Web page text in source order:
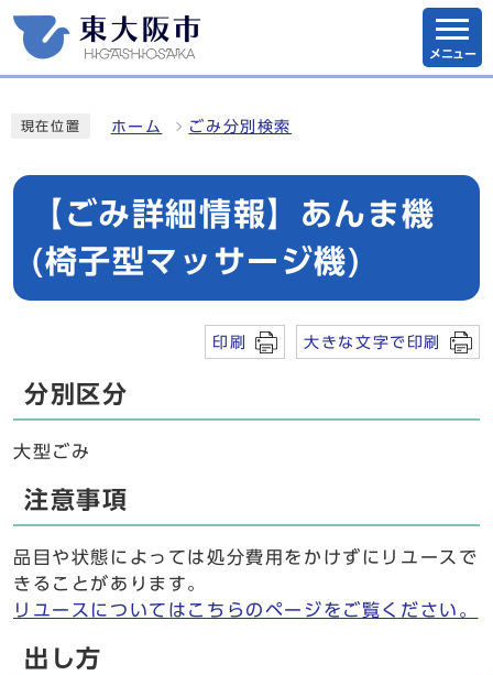
メニュー
現在位置 ホーム ごみ分別検索
【ごみ詳細情報】あんま機
(椅子型マッサージ機)
印刷 大きな文字で印刷
分別区分
大型ごみ
注意事項
品目や状態によっては処分費用をかけずにリユースで
きることがあります。
リユースについてはこちらのページをご覧ください。
出し方